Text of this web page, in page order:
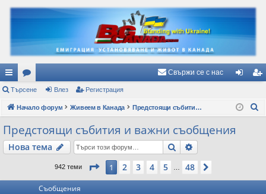
ъ
рз
и
вр
ки
ор
ум
Свържи се с нас
з ис
Търсене Влез Регистрация
Начало форум Живеем в Канада Предстоящи събития и важни съобщения
Предстоящи събития и важни съобщения
Нова тема Търсене
942 теми Страница от 48
1 2 3 4 5 48
Съобщения